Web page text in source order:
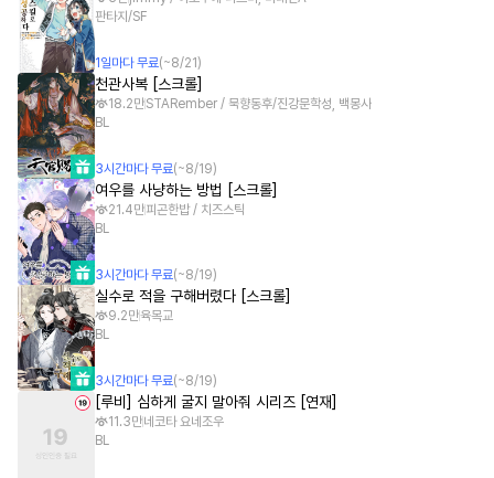
판타지/SF
1 일마다 무료(~8/21 )
천관사복 [스크롤]
18.2만STARember / 묵향동후/진강문학성, 백몽사
BL
3시간마다 무료(~8/19)
여우를 사냥하는 방법 [스크롤]
21.4만피곤한밥 / 치즈스틱
BL
3시간마다 무료(~8/19)
실수로 적을 구해버렸다 [스크롤]
9.2만육목교
BL
3시간마다 무료(~8/19)
[루비] 심하게 굴지 말아줘 시리즈 [연재]
11.3만네코타 요네조우
BL